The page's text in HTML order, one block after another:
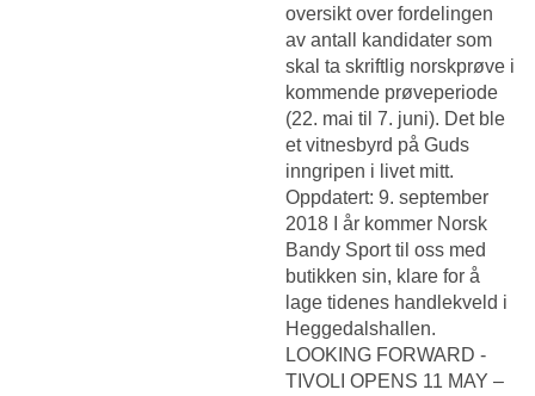
oversikt over fordelingen
av antall kandidater som
skal ta skriftlig norskprøve i
kommende prøveperiode
(22. mai til 7. juni). Det ble
et vitnesbyrd på Guds
inngripen i livet mitt.
Oppdatert: 9. september
2018 I år kommer Norsk
Bandy Sport til oss med
butikken sin, klare for å
lage tidenes handlekveld i
Heggedalshallen.
LOOKING FORWARD -
TIVOLI OPENS 11 MAY –